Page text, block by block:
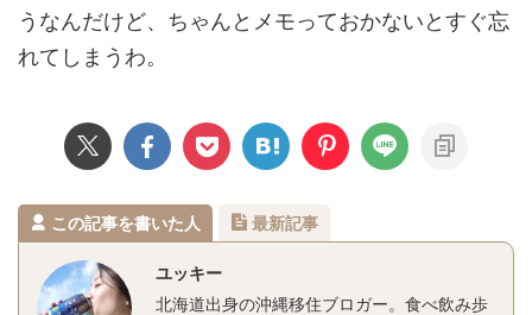
うなんだけど、ちゃんとメモっておかないとすぐ忘
れてしまうわ。
この記事を書いた人 最新記事
ユッキー
北海道出身の沖縄移住ブロガー。食べ飲み歩